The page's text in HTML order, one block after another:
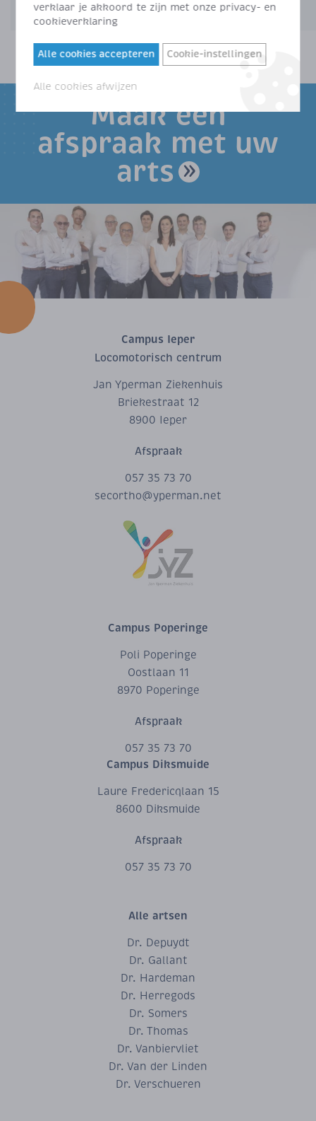
Maak een
afspraak met uw
arts
Campus Ieper
Locomotorisch centrum
Jan Yperman Ziekenhuis
Briekestraat 12
8900 Ieper
Afspraak
057 35 73 70
secortho@yperman.net
Campus Poperinge
Poli Poperinge
Oostlaan 11
8970 Poperinge
Afspraak
057 35 73 70
Campus Diksmuide
Laure Fredericqlaan 15
8600 Diksmuide
Afspraak
057 35 73 70
Alle artsen
Dr. Depuydt
Dr. Gallant
Dr. Hardeman
Dr. Herregods
Dr. Somers
Dr. Thomas
Dr. Vanbiervliet
Dr. Van der Linden
Dr. Verschueren
verklaar je akkoord te zijn met onze privacy- en
cookieverklaring
Alle cookies accepteren Cookie-instellingen
Alle cookies afwijzen